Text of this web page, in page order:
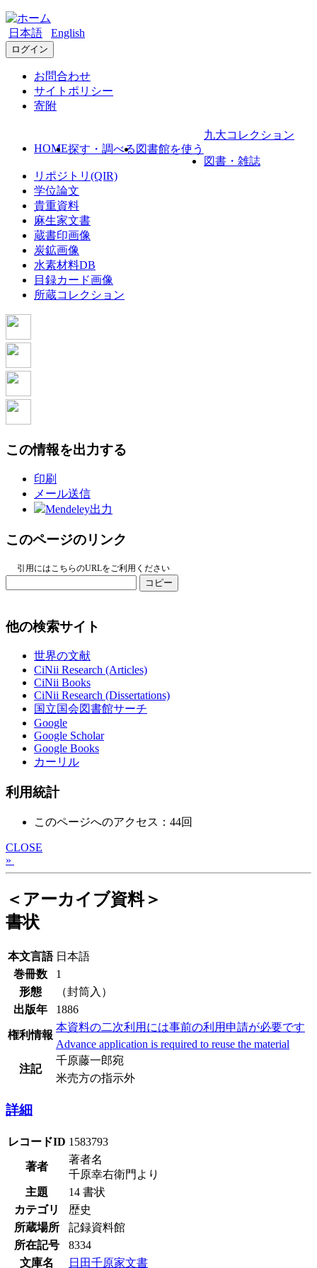
日本語 English
ログイン
お問合わせ
サイトポリシー
寄附
HOME探す・調べる 図書館を使う
九大コレクション
図書・雑誌
リポジトリ(QIR)
学位論文
貴重資料
麻生家文書
蔵書印画像
炭鉱画像
水素材料DB
目録カード画像
所蔵コレクション
この情報を出力する
印刷
メール送信
Mendeley出力
このページのリンク
引用にはこちらのURLをご利用ください
コピー
他の検索サイト
世界の文献
CiNii Research (Articles)
CiNii Books
CiNii Research (Dissertations)
国立国会図書館サーチ
Google
Google Scholar
Google Books
カーリル
利用統計
このページへのアクセス：44回
CLOSE
»
＜アーカイブ資料＞
書状
本文言語 日本語
巻冊数
1
形態
（封筒入）
出版年
1886
権利情報
本資料の二次利用には事前の利用申請が必要です
Advance application is required to reuse the material
注記
千原藤一郎宛
米売方の指示外
詳細
レコードID 1583793
著者
著者名
千原幸右衛門より
主題
14 書状
カテゴリ
歴史
所蔵場所
記録資料館
所在記号
8334
文庫名
日田千原家文書